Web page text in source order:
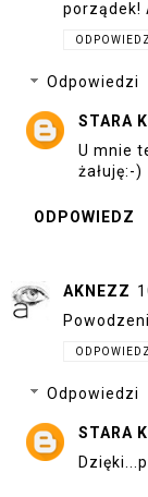
porządek!
Odpowiedzi
STARA
U mnie
żałuję:-)
ODPOWIEDZ
AKNEZZ
Odpowiedzi
STARA